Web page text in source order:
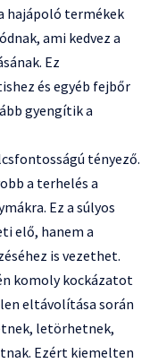
hajápoló termékek
ami kedvez a
Ez
és egyéb fejbőr
gyengítik a
tényező.
a terhelés a
Ez a súlyos
elő, hanem a
is vezethet.
komoly kockázatot
eltávolítása során
letörhetnek,
Ezért kiemelten